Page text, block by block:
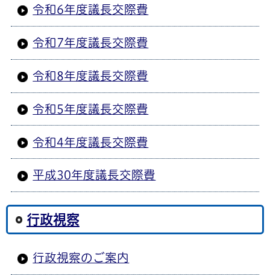
令和6年度議長交際費
令和7年度議長交際費
令和8年度議長交際費
令和5年度議長交際費
令和4年度議長交際費
平成30年度議長交際費
行政視察
行政視察のご案内